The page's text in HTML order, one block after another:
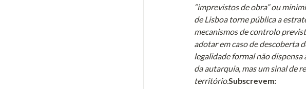
“imprevistos de obra” ou
de Lisboa torne pública a
mecanismos de controlo
adotar em caso de descoberta
legalidade formal não dispensa
da autarquia, mas um sinal de
território.Subscrevem: